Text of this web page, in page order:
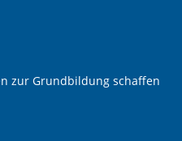
zur Grundbildung schaffen